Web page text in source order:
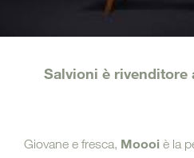
Salvioni è rivenditore
Giovane e fresca, Moooi è la